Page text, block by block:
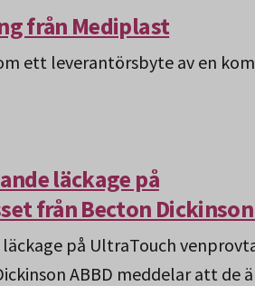
från Mediplast
ett leverantörsbyte av en
läckage på
från Becton Dickinson
på UltraTouch
ABBD meddelar att de